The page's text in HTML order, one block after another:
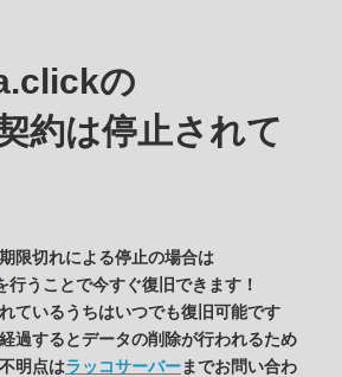
の
約は停止されて
限切れによる停止の場合は
行うことで今すぐ復旧できます！
ているうちはいつでも復旧可能です
過するとデータの削除が行われるため
明点はラッコサーバーまでお問い合わ